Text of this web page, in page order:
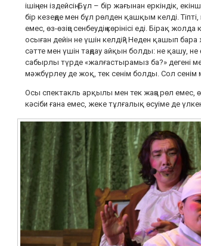
ішіңнен іздейсің. Бұл – бір жағынан еркіндік,
бір кезеңде мен бұл рөлден қашқым келді.
емес, өз-өзіңе сенбеудің көрінісі еді. Бірақ
осыған дейін не үшін келдің? Неден қашып
сәтте мен үшін таңдау айқын болды: не қашу, не
сабырлы түрде «жалғастырамыз ба?» дегені
мәжбүрлеу де жоқ, тек сенім болды. Сол сенім
Осы спектакль арқылы мен тек жаңа рөл емес,
кәсіби ғана емес, жеке тұлғалық өсуіме де